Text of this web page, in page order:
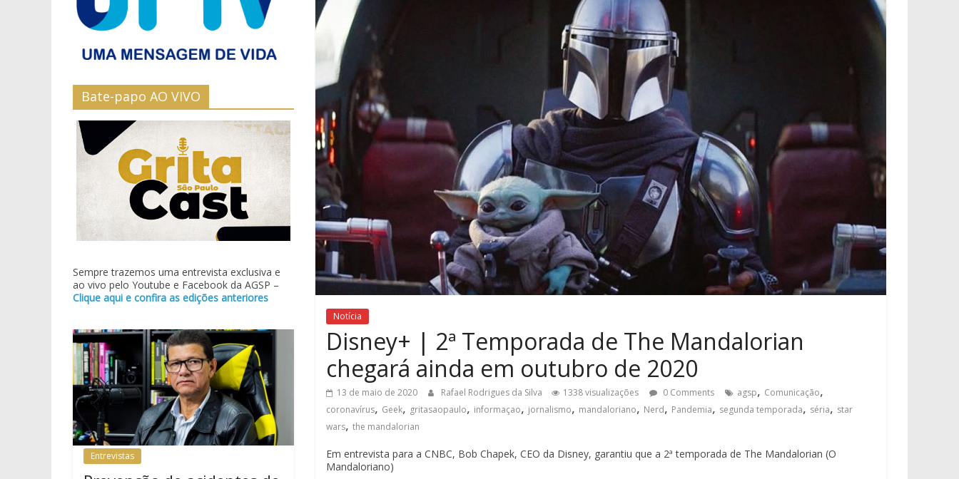
Notícia
Disney+ | 2ª Temporada de The Mandalorian
chegará ainda em outubro de 2020
13 de maio de 2020 Rafael Rodrigues da Silva 1338 visualizações 0 Comments agsp, Comunicação,
coronavírus, Geek, gritasaopaulo, informaçao, jornalismo, mandaloriano, Nerd, Pandemia, segunda temporada, séria, star
wars, the mandalorian
Em entrevista para a CNBC, Bob Chapek, CEO da Disney, garantiu que a 2ª temporada de The Mandalorian (O
Mandaloriano)
Bate-papo AO VIVO
Sempre trazemos uma entrevista exclusiva e
ao vivo pelo Youtube e Facebook da AGSP –
Clique aqui e confira as edições anteriores
Entrevistas